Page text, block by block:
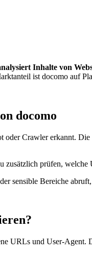
Inhalte von
ist docomo auf
docomo
Crawler erkannt.
zusätzlich prüfen,
sensible Bereiche
URLs und User-Agent.